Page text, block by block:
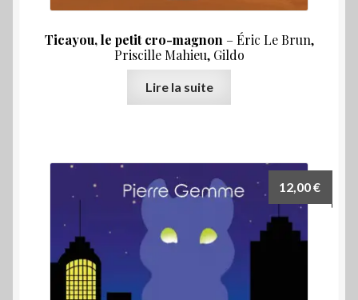
Ticayou, le petit cro-magnon – Éric Le Brun,
Priscille Mahieu, Gildo
Lire la suite
12,00€